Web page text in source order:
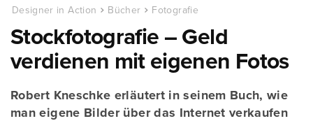
Designer in Action Bücher Fotografie
Stockfotografie – Geld
verdienen mit eigenen Fotos
Robert Kneschke erläutert in seinem Buch, wie
man eigene Bilder über das Internet verkaufen